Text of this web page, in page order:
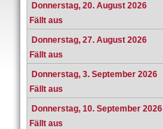
Donnerstag, 20. August 2026
Fällt aus
Donnerstag, 27. August 2026
Fällt aus
Donnerstag, 3. September 2026
Fällt aus
Donnerstag, 10. September 2026
Fällt aus